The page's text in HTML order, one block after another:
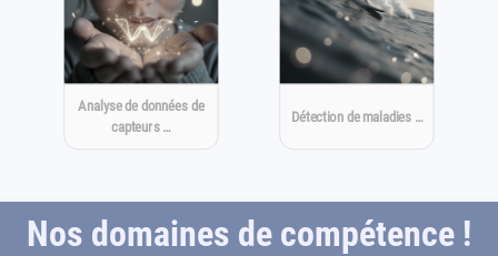
Analyse de données de
capteurs …
Détection de maladies …
Nos domaines de compétence !